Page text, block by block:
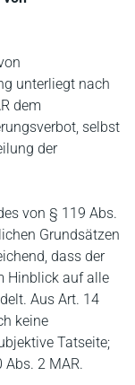
unterliegt nach
dem
selbst
der
von § 119 Abs.
Grundsätzen
dass der
Hinblick auf alle
Aus Art. 14
keine
Tatseite;
2 MAR.